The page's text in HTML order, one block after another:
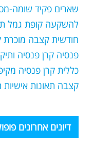
שארים פקיד שומה-
להשקעה קופת גמל
חודשית קצבה מוכרת
פנסיה קרן פנסיה
כללית קרן פנסיה
קצבה תאונות אישיות
דיונים אחרונים